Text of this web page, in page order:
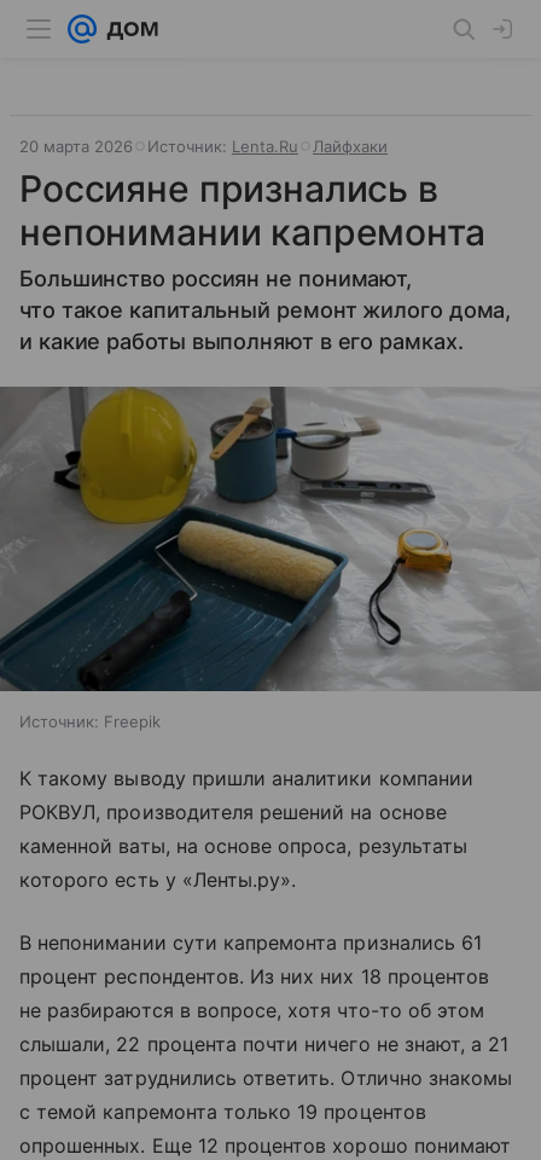
20 марта 2026 Источник: Lenta.Ru Лайфхаки
Россияне признались в
непонимании капремонта
Большинство россиян не понимают,
что такое капитальный ремонт жилого дома,
и какие работы выполняют в его рамках.
Источник: Freepik
К такому выводу пришли аналитики компании
РОКВУЛ, производителя решений на основе
каменной ваты, на основе опроса, результаты
которого есть у «Ленты.ру».
В непонимании сути капремонта признались 61
процент респондентов. Из них них 18 процентов
не разбираются в вопросе, хотя что-то об этом
слышали, 22 процента почти ничего не знают, а 21
процент затруднились ответить. Отлично знакомы
с темой капремонта только 19 процентов
опрошенных. Еще 12 процентов хорошо понимают